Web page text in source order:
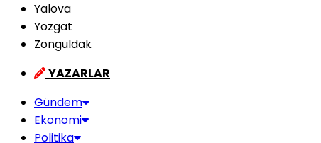
Yalova
Yozgat
Zonguldak
YAZARLAR
Gündem
Ekonomi
Politika